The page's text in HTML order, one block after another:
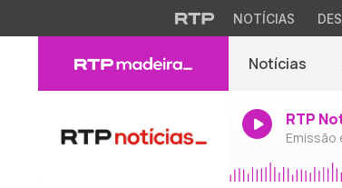
NOTÍCIAS
Notícias
RTP
Emissão